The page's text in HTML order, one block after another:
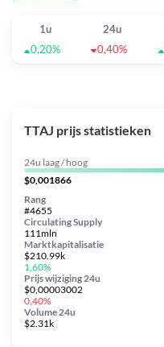
1u 24u
0,20%
0,40%
TTAJ prijs statistieken
24u laag / hoog
$0,001866
Circulating Supply
111mln
Prijs wijziging 24u
$0,00003002
0,40%
Marktkapitalisatie
$210.99k
1,60%
Volume 24u
$2.31k
Rang
#4655